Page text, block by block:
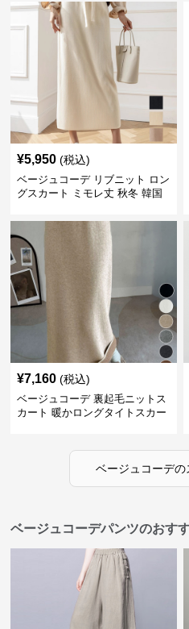
¥5,950 (税込)
ベージュコーデ リブニット ロン
グスカート ミモレ丈 秋冬 韓国
¥7,160 (税込)
ベージュコーデ 裏起毛ニットス
カート 暖かロングタイトスカー
ベージュコーデの
ベージュコーデパンツのおす